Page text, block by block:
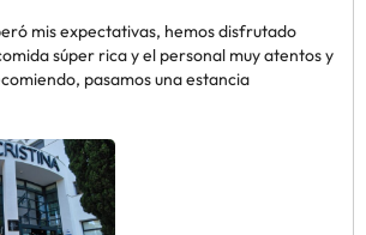
mis expectativas, hemos disfrutado
súper rica y el personal muy atentos y
pasamos una estancia